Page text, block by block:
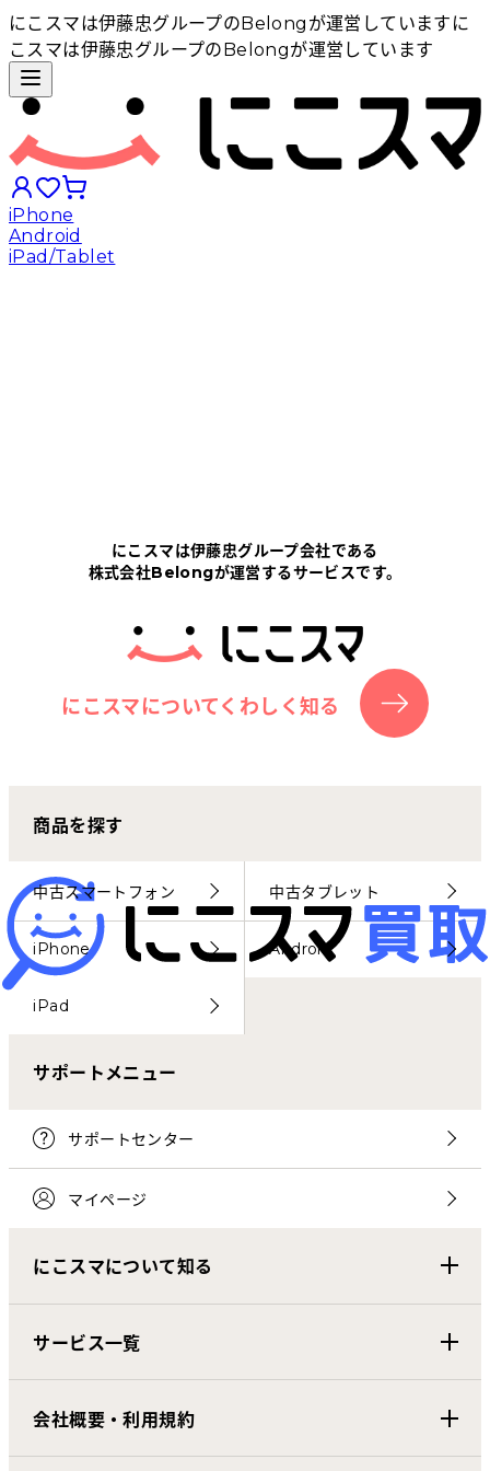
にこスマは伊藤忠グループのBelongが運営しています に
こスマは伊藤忠グループのBelongが運営しています
iPhone
Android
iPad/Tablet
にこスマについて
サポートセンター
お客さまの声
にこスマ通信
マイページ
にこスマは伊藤忠グループ会社である
株式会社Belongが運営するサービスです。
にこスマについてくわしく知る
商品を探す
中古スマートフォン 中古タブレット
iPhone Android
iPad
サポートメニュー
サポートセンター
マイページ
にこスマについて知る
サービス一覧
会社概要・利用規約